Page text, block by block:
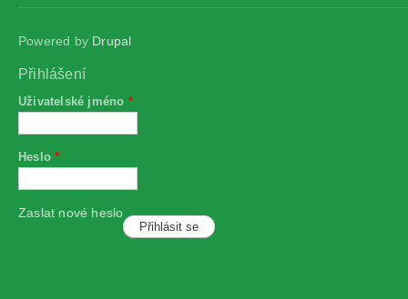
Powered by Drupal
Přihlášení
Uživatelské jméno *
Heslo*
Zaslat nové heslo